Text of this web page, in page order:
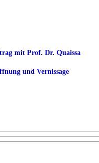
mit Prof. Dr. Quaissa
und Vernissage